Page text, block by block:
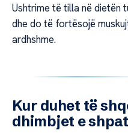
Ushtrime të tilla në dietën
dhe do të fortësojë
ardhshme.
Kur duhet të
dhimbjet e